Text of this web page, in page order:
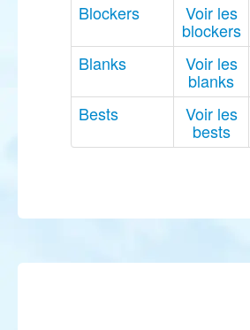
Blockers Voir les
blockers
Blanks Voir les
blanks
Bests
Voir les
bests